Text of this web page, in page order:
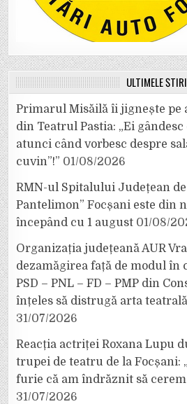
ULTIMELE ȘTIRI
Primarul Misăilă îi jignește pe
din Teatrul Pastia: „Ei
atunci când vorbesc despre
cuvin”!” 01/08/2026
RMN-ul Spitalului Județean
Pantelimon” Focșani este din
începând cu 1 august 01/08/
Organizația județeană AUR
dezamăgirea față de modul în
PSD – PNL – FD – PMP din
înțeles să distrugă arta
31/07/2026
Reacția actriței Roxana Lupu
trupei de teatru de la Focșani:
furie că am îndrăznit să
31/07/2026